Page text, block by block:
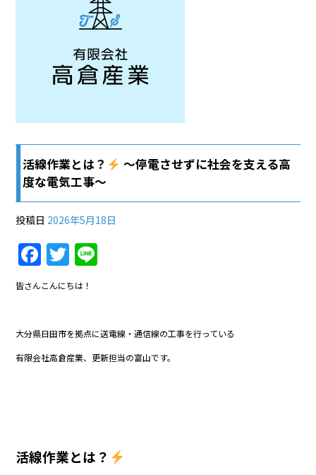
活線作業とは？
〜停電させずに社会を支える高
度な電気工事〜
投稿日 2026年5月18日
F
a
c
e
b
o
T
w
itt
er
皆さんこんにちは！
大分県日田市を拠点に送電線・通信線の工事を行っている
有限会社高倉産業、更新担当の富山です。
活線作業とは？